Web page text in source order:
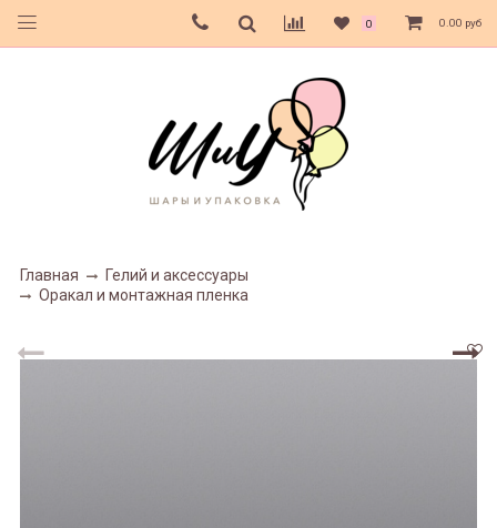
0 0.00 руб
Главная
Гелий и аксессуары
Оракал и монтажная пленка